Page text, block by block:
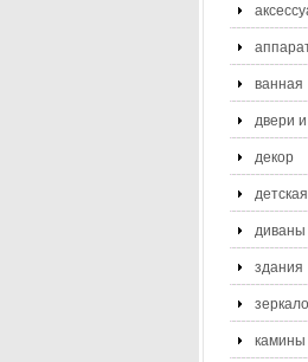
ванная
двери
декор
детская
диваны
здания
зеркало
камины